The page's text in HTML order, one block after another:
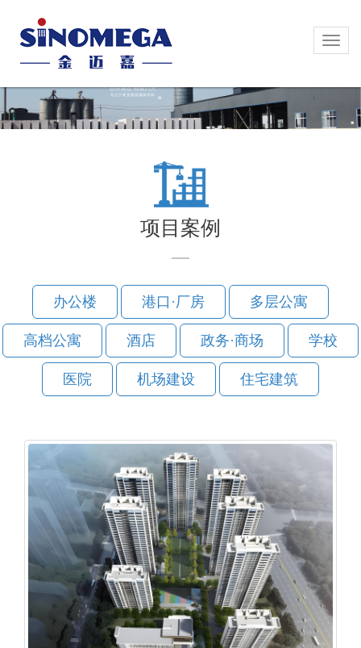
Toggle
Toggle
项目案例
办公楼 港口·厂房 多层公寓
高档公寓 酒店 政务·商场 学校
医院 机场建设 住宅建筑